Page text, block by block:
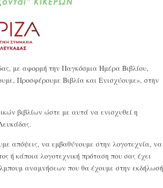
με αφορμή την Παγκόσμια Ημέρα Βιβλίου,
Προσφέρουμε Βιβλία και Ενισχύουμε», στην
βιβλίων ώστε με αυτά να ενισχυθεί η
απόψεις, να εμβαθύνουμε στην λογοτεχνία, να
ή κάποια λογοτεχνική πρόταση που σας έχει
αναμνήσεων που θα έχουμε στην εκδήλωσή